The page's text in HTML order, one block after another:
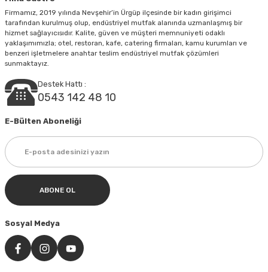
Gönder
Firmamız, 2019 yılında Nevşehir’in Ürgüp ilçesinde bir kadın girişimci
tarafından kurulmuş olup, endüstriyel mutfak alanında uzmanlaşmış bir
hizmet sağlayıcısıdır. Kalite, güven ve müşteri memnuniyeti odaklı
yaklaşımımızla; otel, restoran, kafe, catering firmaları, kamu kurumları ve
benzeri işletmelere anahtar teslim endüstriyel mutfak çözümleri
sunmaktayız.
Destek Hattı :
0543 142 48 10
E-Bülten Aboneliği
ABONE OL
Sosyal Medya